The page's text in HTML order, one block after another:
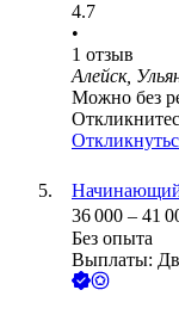
4.7
•
1 отзыв
Алейск,
Можно без
Начинающий
36 000 – 41
Без опыта
Выплаты: